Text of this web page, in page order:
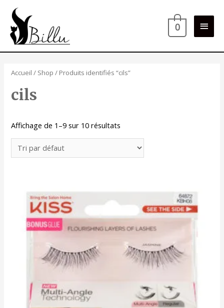
0
Accueil / Shop / Produits identifiés “cils”
cils
Affichage de 1–9 sur 10 résultats